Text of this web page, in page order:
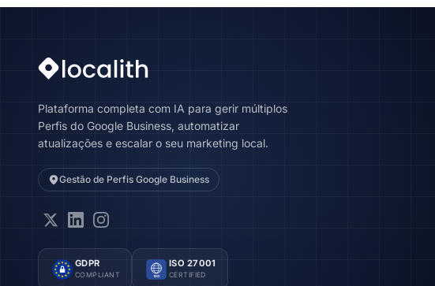
Plataforma completa com IA para gerir múltiplos
Perfis do Google Business, automatizar
atualizações e escalar o seu marketing local.
Gestão de Perfis Google Business
GDPR
COMPLIANT ISO
ISO 27001
CERTIFIED